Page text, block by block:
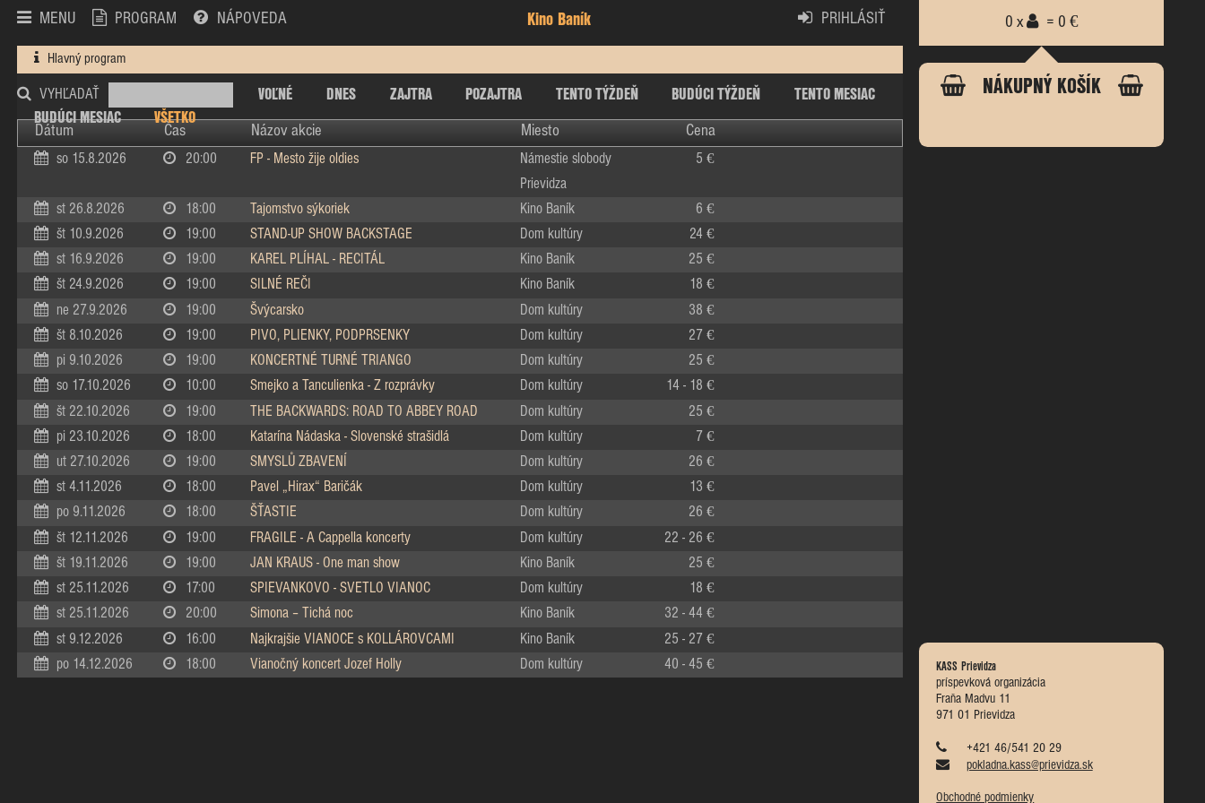
MENU PROGRAM NÁPOVEDA Kino Baník PRIHLÁSIŤ
Hlavný program
VYHĽADAŤ VOĽNÉ DNES ZAJTRA POZAJTRA TENTO TÝŽDEŇ BUDÚCI TÝŽDEŇ
TENTO MESIAC
BUDÚCI MESIAC
VŠETKO
Dátum Čas Názov akcie Miesto Cena
0 x = 0 €
NÁKUPNÝ KOŠÍK
KASS Prievidza
príspevková organizácia
Fraňa Madvu 11
971 01 Prievidza
+421 46/541 20 29
pokladna.kass@prievidza.sk
Obchodné podmienky
so 15.8.2026 20:00 FP - Mesto žije oldies
Námestie slobody
Prievidza
5 €
st 26.8.2026 18:00 Tajomstvo sýkoriek Kino Baník 6 €
št 10.9.2026 19:00 STAND-UP SHOW BACKSTAGE Dom kultúry 24 €
st 16.9.2026 19:00 KAREL PLÍHAL - RECITÁL Kino Baník 25 €
št 24.9.2026 19:00 SILNÉ REČI Kino Baník 18 €
ne 27.9.2026 19:00 Švýcarsko Dom kultúry 38 €
št 8.10.2026 19:00 PIVO, PLIENKY, PODPRSENKY Dom kultúry 27 €
pi 9.10.2026 19:00 KONCERTNÉ TURNÉ TRIANGO Dom kultúry 25 €
so 17.10.2026 10:00 Smejko a Tanculienka - Z rozprávky Dom kultúry 14 - 18 €
št 22.10.2026 19:00 THE BACKWARDS: ROAD TO ABBEY ROAD Dom kultúry 25 €
pi 23.10.2026 18:00 Katarína Nádaska - Slovenské strašidlá Dom kultúry 7 €
ut 27.10.2026 19:00 SMYSLŮ ZBAVENÍ Dom kultúry 26 €
st 4.11.2026 18:00 Pavel „Hirax“ Baričák Dom kultúry 13 €
po 9.11.2026 18:00 ŠŤASTIE Dom kultúry 26 €
št 12.11.2026 19:00 FRAGILE - A Cappella koncerty Dom kultúry 22 - 26 €
št 19.11.2026 19:00 JAN KRAUS - One man show Kino Baník 25 €
st 25.11.2026 17:00 SPIEVANKOVO - SVETLO VIANOC Dom kultúry 18 €
st 25.11.2026 20:00 Simona – Tichá noc Kino Baník 32 - 44 €
st 9.12.2026 16:00 Najkrajšie VIANOCE s KOLLÁROVCAMI Kino Baník 25 - 27 €
po 14.12.2026 18:00 Vianočný koncert Jozef Holly Dom kultúry 40 - 45 €